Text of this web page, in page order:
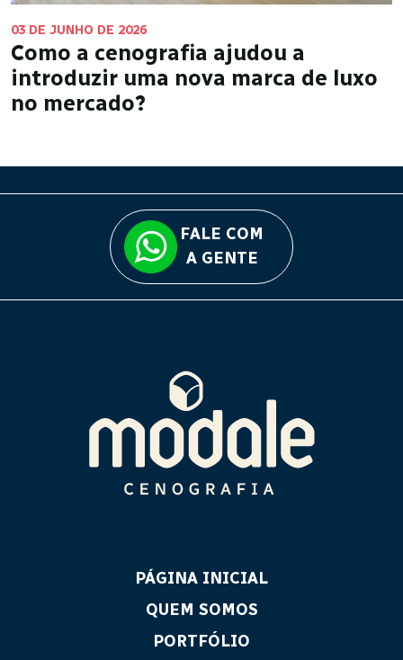
03 DE JUNHO DE 2026
Como a cenografia ajudou a
introduzir uma nova marca de luxo
no mercado?
FALE COM
A GENTE
PÁGINA INICIAL
QUEM SOMOS
PORTFÓLIO